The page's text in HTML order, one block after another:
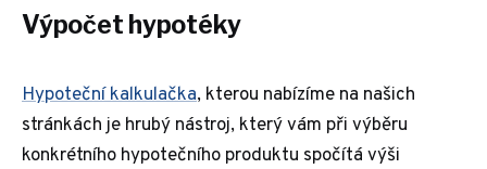
Výpočet hypotéky
Hypoteční kalkulačka, kterou nabízíme na našich
stránkách je hrubý nástroj, který vám při výběru
konkrétního hypotečního produktu spočítá výši